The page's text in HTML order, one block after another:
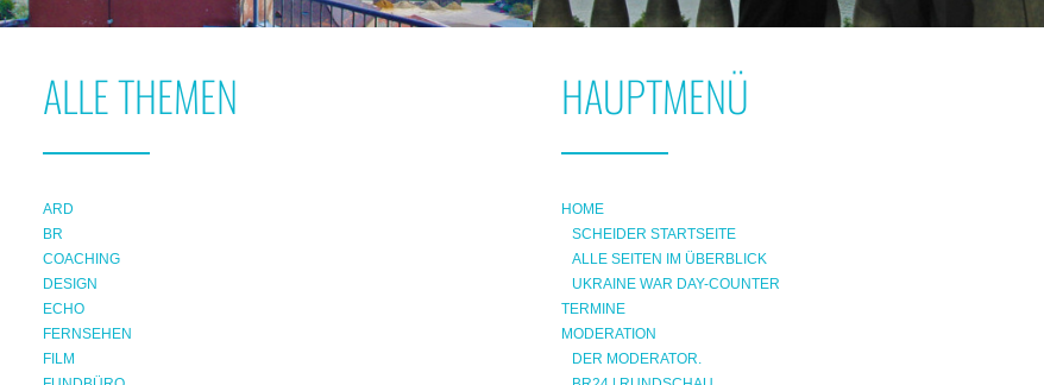
ALLE THEMEN
ARD
BR
COACHING
DESIGN
ECHO
FERNSEHEN
FILM
HAUPTMENÜ
HOME
SCHEIDER STARTSEITE
ALLE SEITEN IM ÜBERBLICK
UKRAINE WAR DAY-COUNTER
TERMINE
MODERATION
DER MODERATOR.